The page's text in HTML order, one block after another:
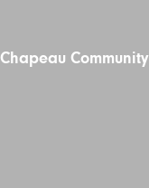
Chapeau Community